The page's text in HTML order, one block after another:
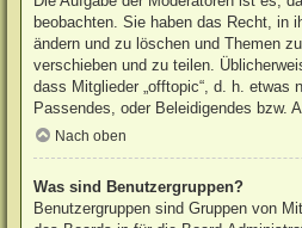
beobachten. Sie haben das Recht, in
ändern und zu löschen und Themen
verschieben und zu teilen.
dass Mitglieder „offtopic“, d. h. etwas
Passendes, oder Beleidigendes bzw.
Nach oben
Was sind Benutzergruppen?
Benutzergruppen sind Gruppen von